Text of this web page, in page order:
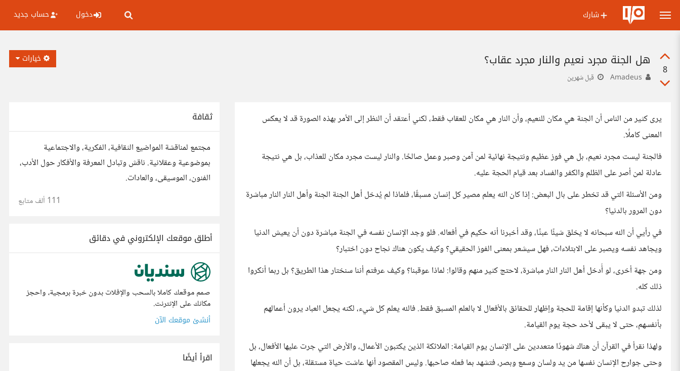
شارك دخول حساب جديد
8
هل الجنة مجرد نعيم والنار مجرد عقاب؟
قبل شهرين
خيارات
يرى كثير من الناس أن الجنة هي مكان للنعيم، وأن النار هي مكان للعقاب فقط، لكني أعتقد أن النظر إلى الأمر بهذه الصورة قد لا يعكس
المعنى كاملًا.
فالجنة ليست مجرد نعيم، بل هي فوز عظيم ونتيجة نهائية لمن آمن وصبر وعمل صالحًا. والنار ليست مجرد مكان للعذاب، بل هي نتيجة
عادلة لمن أصر على الظلم والكفر والفساد بعد قيام الحجة عليه.
ومن الأسئلة التي قد تخطر على بال البعض: إذا كان الله يعلم مصير كل إنسان مسبقًا، فلماذا لم يُدخل أهل الجنة الجنة وأهل النار النار مباشرة
دون المرور بالدنيا؟
في رأيي أن الله سبحانه لا يخلق شيئًا عبثًا، وقد أخبرنا أنه حكيم في أفعاله. فلو وجد الإنسان نفسه في الجنة مباشرة دون أن يعيش الدنيا
ويجاهد نفسه ويصبر على الابتلاءات، فهل سيشعر بمعنى الفوز الحقيقي؟ وكيف يكون هناك نجاح دون اختبار؟
ومن جهة أخرى، لو أُدخل أهل النار النار مباشرة، لاحتج كثير منهم وقالوا: لماذا عوقبنا؟ وكيف عرفتم أننا سنختار هذا الطريق؟ بل ربما أنكروا
ذلك كله.
لذلك تبدو الدنيا وكأنها إقامة للحجة وإظهار للحقائق بالأفعال لا بالعلم المسبق فقط. فالله يعلم كل شيء، لكنه يجعل العباد يرون أعمالهم
بأنفسهم، حتى لا يبقى لأحد حجة يوم القيامة.
ولهذا نقرأ في القرآن أن هناك شهودًا متعددين على الإنسان يوم القيامة: الملائكة الذين يكتبون الأعمال، والأرض التي جرت عليها الأفعال، بل
وحتى جوارح الإنسان نفسها من يد ولسان وسمع وبصر، فتشهد بما فعله صاحبها. وليس المقصود أنها عاشت حياة مستقلة، بل أن الله يجعلها
ثقافة
مجتمع لمناقشة المواضيع الثقافية، الفكرية، والاجتماعية
بموضوعية وعقلانية. ناقش وتبادل المعرفة والأفكار حول الأدب،
الفنون، الموسيقى، والعادات.
111 ألف متابع
أطلق موقعك الإلكتروني في دقائق
صمم موقعك كاملا بالسحب والإفلات بدون خبرة برمجية، واحجز
مكانك على الإنترنت.
أنشئ موقعك الآن
اقرأ أيضًا